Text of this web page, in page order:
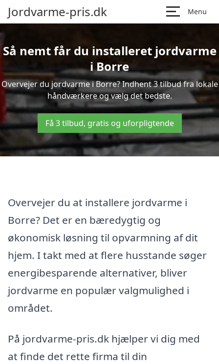
Jordvarme-pris.dk Menu
Så nemt får du installeret jordvarme
i Borre
Overvejer du jordvarme i Borre? Indhent 3 tilbud fra lokale
håndværkere og vælg det bedste.
Få 3 tilbud, gratis og uforpligtende
Overvejer du at installere jordvarme i
Borre? Det er en bæredygtig og
økonomisk løsning til opvarmning af dit
hjem. I takt med at flere husstande søger
energibesparende alternativer, bliver
jordvarme en populær valgmulighed i
området.
På jordvarme-pris.dk hjælper vi dig med
at finde det rette firma til din